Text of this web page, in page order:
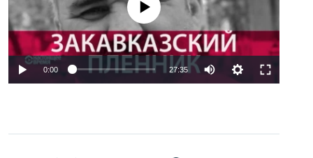
No media source currently available
0:00 27:35